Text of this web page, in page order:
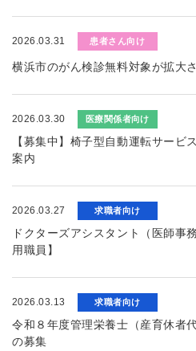
2026.03.31 患者さん向け
横浜市のがん検診無料対象が拡大
2026.03.30 医療関係者向け
【募集中】椅子型自動運転サー
案内
2026.03.27 求職者向け
ドクターズアシスタント（医師事
用職員】
2026.03.13 求職者向け
令和８年度管理栄養士（産育休者
の募集